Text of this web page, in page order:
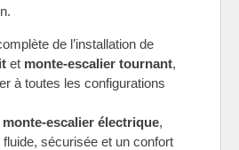
de l’installation de
et monte-escalier tournant,
à toutes les configurations
monte-escalier électrique,
sécurisée et un confort